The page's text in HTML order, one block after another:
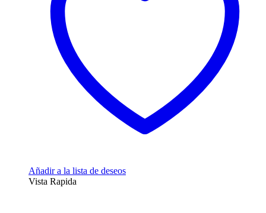
Añadir a la lista de deseos
Vista Rapida